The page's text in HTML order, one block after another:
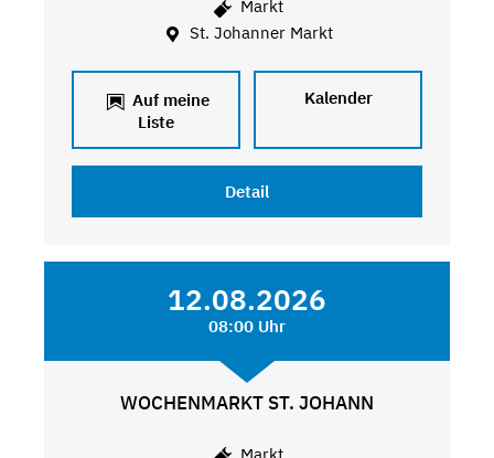
Markt
St. Johanner Markt
Auf meine
Liste
Kalender
Detail
12.08.2026
08:00 Uhr
WOCHENMARKT ST. JOHANN